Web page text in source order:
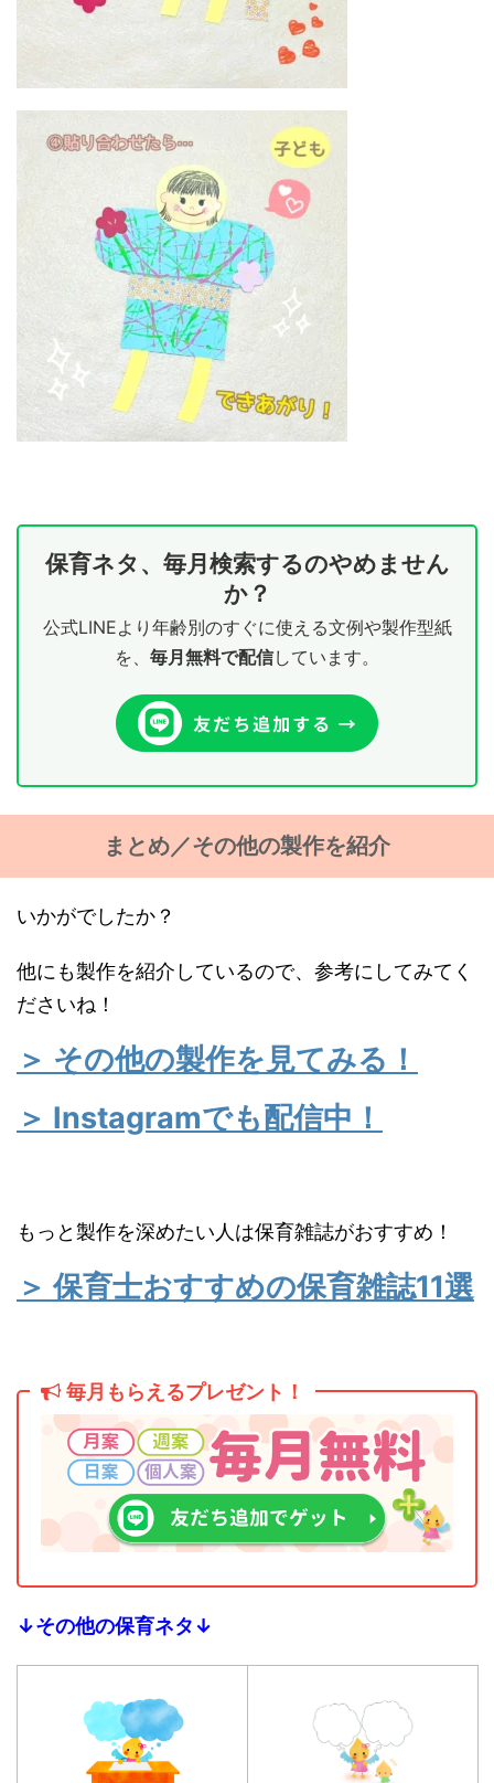
保育ネタ、毎月検索するのやめません
か？
公式LINEより年齢別のすぐに使える文例や製作型紙
を、 毎月無料で配信しています。
まとめ／その他の製作を紹介
いかがでしたか？
他にも製作を紹介しているので、参考にしてみてく
ださいね！
＞ その他の製作を見てみる！
＞ Instagramでも配信中！
もっと製作を深めたい人は保育雑誌がおすすめ！
＞ 保育士おすすめの保育雑誌11選
毎月もらえるプレゼント！
↓その他の保育ネタ↓